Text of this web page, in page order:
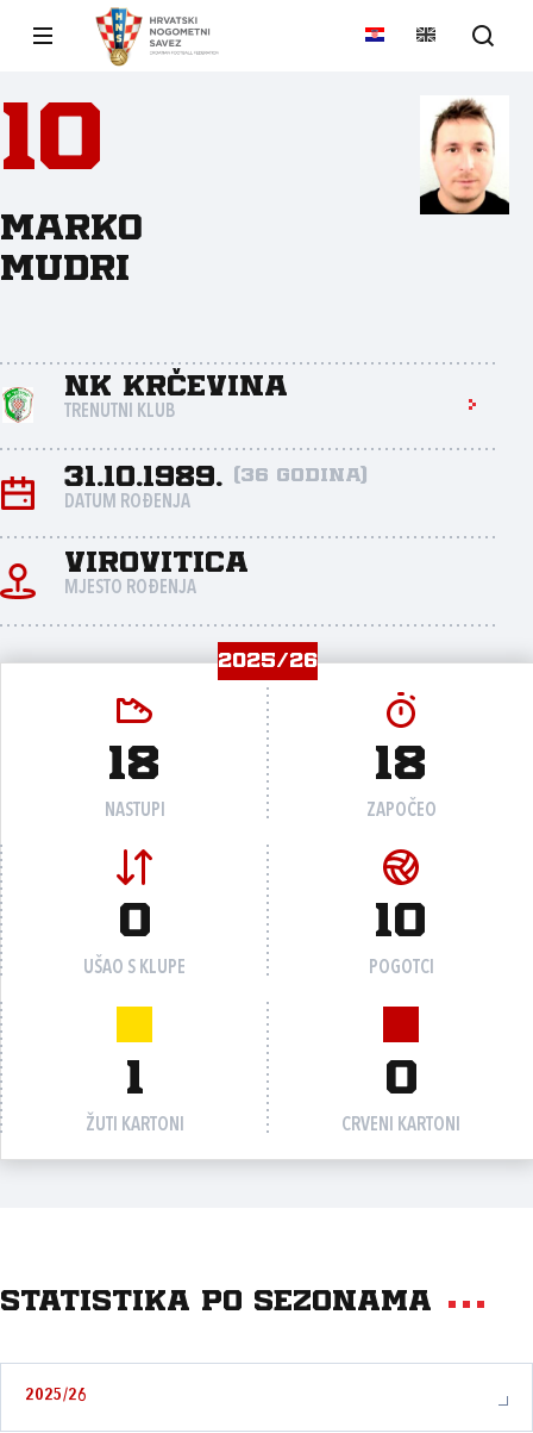
10
Marko
Mudri
NK Krčevina
TRENUTNI KLUB
31.10.1989. (36 godina)
DATUM ROĐENJA
Virovitica
MJESTO ROĐENJA
2025/26
18
NASTUPI
18
ZAPOČEO
0
UŠAO S KLUPE
10
POGOTCI
1
ŽUTI KARTONI
0
CRVENI KARTONI
Statistika po sezonama
2025/26